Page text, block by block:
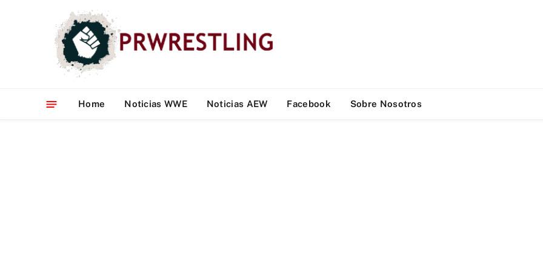
Home Noticias WWE Noticias AEW Facebook Sobre Nosotros